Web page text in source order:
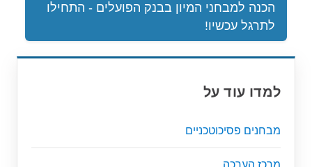
הכנה למבחני המיון בבנק הפועלים - התחילו
לתרגל עכשיו!
למדו עוד על
מבחנים פסיכוטכניים
מרכז הערכה